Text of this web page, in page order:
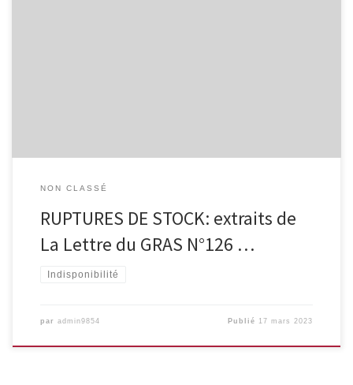
NON CLASSÉ
RUPTURES DE STOCK: extraits de
La Lettre du GRAS N°126 …
Indisponibilité
par admin9854 Publié 17 mars 2023